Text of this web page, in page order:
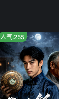
人气:255